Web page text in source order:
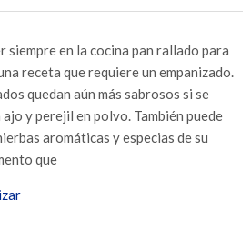
siempre en la cocina pan rallado para
receta que requiere un empanizado.
quedan aún más sabrosos si se
y perejil en polvo. También puede
aromáticas y especias de su
que